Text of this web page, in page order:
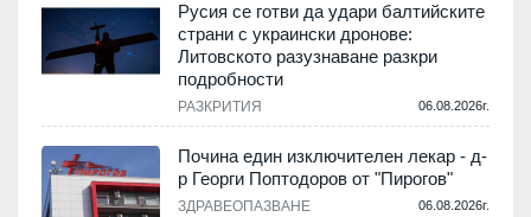
Русия се готви да удари балтийските
страни с украински дронове:
Литовското разузнаване разкри
подробности
РАЗКРИТИЯ 06.08.2026г.
Почина един изключителен лекар - д-
р Георги Поптодоров от "Пирогов"
ЗДРАВЕОПАЗВАНЕ 06.08.2026г.